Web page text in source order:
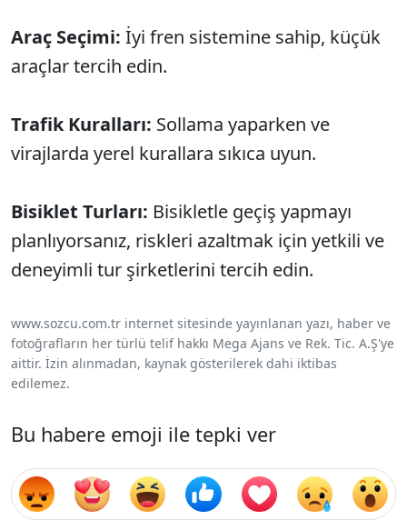
Araç Seçimi: İyi fren sistemine sahip, küçük
araçlar tercih edin.
Trafik Kuralları: Sollama yaparken ve
virajlarda yerel kurallara sıkıca uyun.
Bisiklet Turları: Bisikletle geçiş yapmayı
planlıyorsanız, riskleri azaltmak için yetkili ve
deneyimli tur şirketlerini tercih edin.
www.sozcu.com.tr internet sitesinde yayınlanan yazı, haber ve
fotoğrafların her türlü telif hakkı Mega Ajans ve Rek. Tic. A.Ş'ye
aittir. İzin alınmadan, kaynak gösterilerek dahi iktibas
edilemez.
Bu habere emoji ile tepki ver